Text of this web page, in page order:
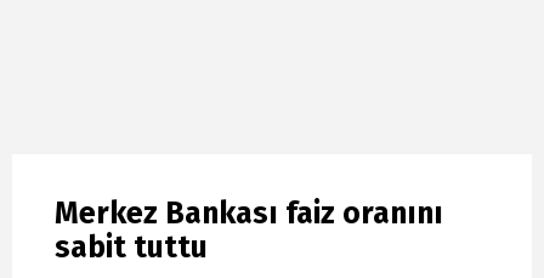
Merkez Bankası faiz oranını
sabit tuttu